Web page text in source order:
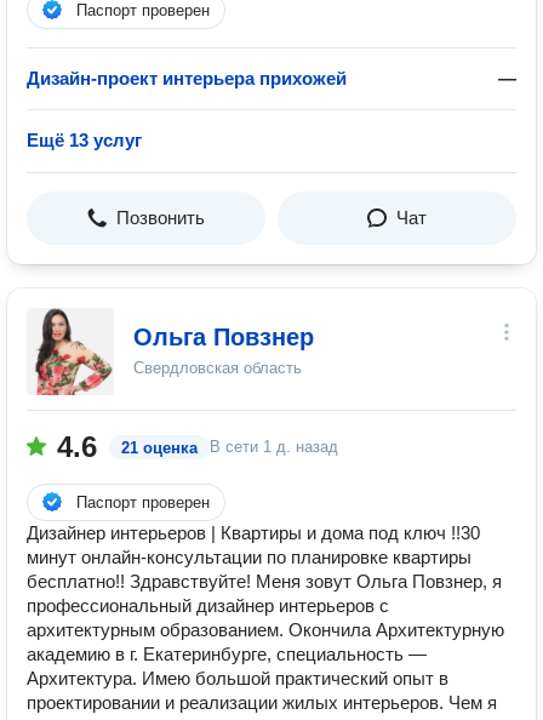
Паспорт проверен
Дизайн-проект интерьера прихожей —
Ещё 13 услуг
Позвонить Чат
Ольга Повзнер
Свердловская область
4.6 21 оценка В сети 1 д. назад
Паспорт проверен
Дизайнер интерьеров | Квартиры и дома под ключ !!30
минут онлайн-консультации по планировке квартиры
бесплатно!! Здравствуйте! Меня зовут Ольга Повзнер, я
профессиональный дизайнер интерьеров с
архитектурным образованием. Окончила Архитектурную
академию в г. Екатеринбурге, специальность —
Архитектура. Имею большой практический опыт в
проектировании и реализации жилых интерьеров. Чем я